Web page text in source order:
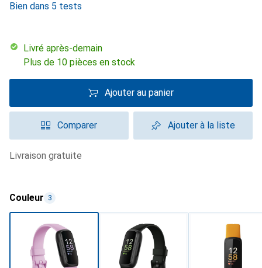
Bien dans 5 tests
Livré après-demain
Plus de 10 pièces en stock
Ajouter au panier
Comparer Ajouter à la liste
livraison gratuite
Couleur 3